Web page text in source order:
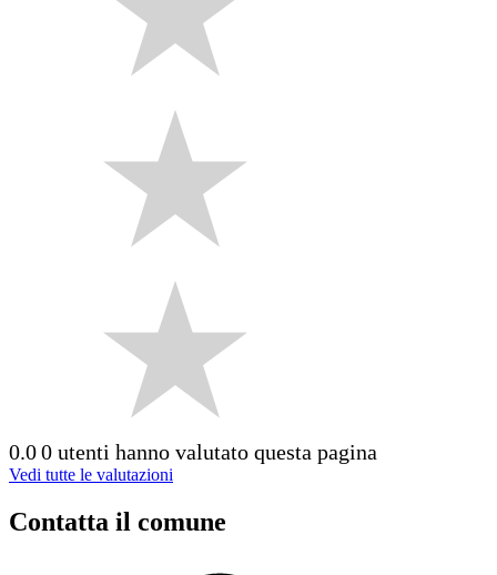
0.00 utenti hanno valutato questa pagina
Vedi tutte le valutazioni
Contatta il comune